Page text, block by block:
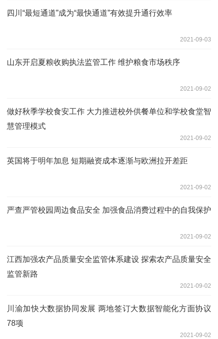
四川“最短通道”成为“最快通道”有效提升通行效率
2021-09-03
山东开启夏粮收购执法监管工作 维护粮食市场秩序
2021-09-02
做好秋季学校食安工作 大力推进校外供餐单位和学校食堂智
慧管理模式
2021-09-02
英国将于明年加息 短期融资成本逐渐与欧洲拉开差距
2021-09-02
严查严管校园周边食品安全 加强食品消费过程中的自我保护
2021-09-02
江西加强农产品质量安全监管体系建设 探索农产品质量安全
监管新路
2021-09-02
川渝加快大数据协同发展 两地签订大数据智能化方面协议
78项
2021-09-02